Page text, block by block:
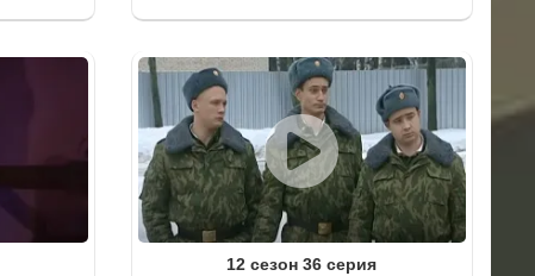
12 сезон 36 серия